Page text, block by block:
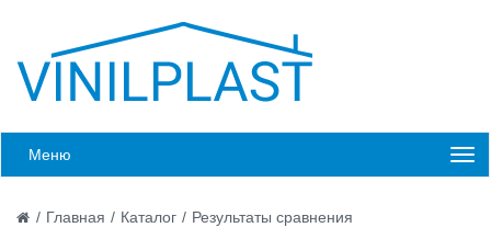
Меню
/ Главная / Каталог / Результаты сравнения